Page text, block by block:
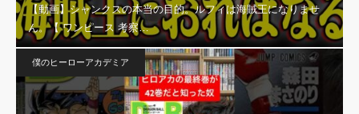
【動画】シャンクスの本当の目的。ルフィは海賊王になりませ
ん。【 ワンピース 考察…
僕のヒーローアカデミア